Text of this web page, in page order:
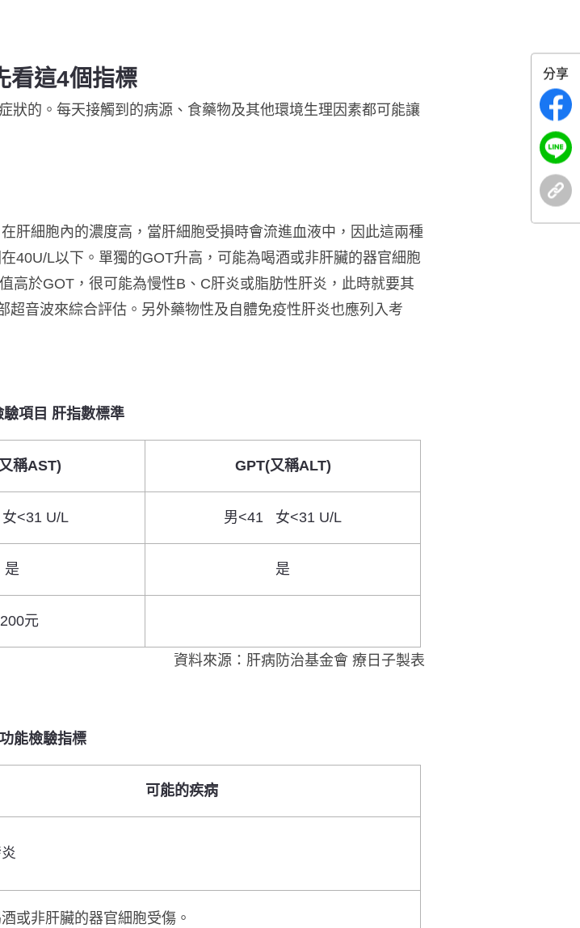
看這4個指標
狀的。每天接觸到的病源、食藥物及其他環境生理因素都可能讓
肝細胞內的濃度高，當肝細胞受損時會流進血液中，因此這兩種
40U/L以下 。單獨的GOT升高，可能為喝酒或非肝臟的器官細胞
高於GOT，很可能為慢性B、C肝炎或脂肪性肝炎，此時就要其
音波來綜合評估。另外藥物性及自體免疫性肝炎也應列入考
驗項目 肝指數標準
稱AST) GPT(又稱ALT)
<31 U/L 男<41 女<31 U/L
是 是
元
資料來源：肝病防治基金會 療日子製表
能檢驗指標
可能的疾病
或非肝臟的器官細胞受傷。
分享